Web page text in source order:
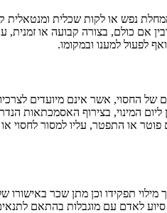
נפש או לקות שכלית ומנטאלית
אם כולם, בצורה קבועה או
לפעול למענו ובמקומו.
של החסוי, אשר אינם מיועדים
או התפטר, עליו למסור לחסוי
מילוי תפקידו וכן מתן שכר
לאדם עם מוגבלות בהתאם